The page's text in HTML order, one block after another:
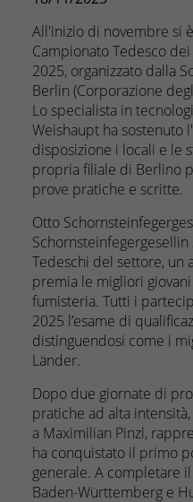
All'inizio di novembre si
Campionato Tedesco
2025, organizzato dalla
Berlin (Corporazione
Lo specialista in
Weishaupt ha sostenuto
disposizione i locali e le
propria filiale di Berlino
prove pratiche e scritte.
Otto
Tedeschi del settore, un
premia le migliori
fumisteria. Tutti i
2025 l’esame di
distinguendosi come i
Länder.
Dopo due giornate di
pratiche ad alta
a Maximilian Pinzl,
ha conquistato il primo
generale. A completare
Baden-Württemberg e